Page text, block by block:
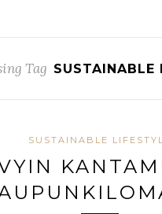
Tag SUSTAINABLE
SUSTAINABLE